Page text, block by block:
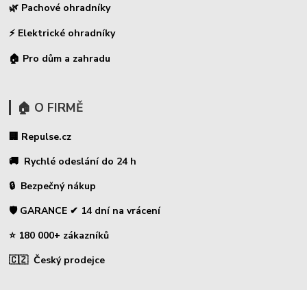
🌿 Pachové ohradníky
⚡ Elektrické ohradníky
🏠 Pro dům a zahradu
🏠 O FIRMĚ
🏢 Repulse.cz
🚚 Rychlé odeslání do 24 h
🔒 Bezpečný nákup
🛡️ GARANCE ✔ 14 dní na vrácení
⭐ 180 000+ zákazníků
🇨🇿 Český prodejce